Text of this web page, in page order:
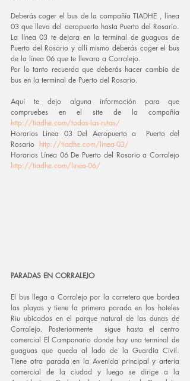
Deberás coger el bus de la compañía TIADHE , línea
03 que lleva del aeropuerto hasta Puerto del Rosario.
La línea 03 te dejara en la terminal de guaguas de
Puerto del Rosario y allí mismo deberás coger el bus
de la línea 06 que te llevara a Corralejo.
Por lo tanto recuerda que deberás hacer cambio de
bus en la terminal de Puerto del Rosario.
Aquí te dejo alguna información para que
http://tiadhe.com/todas-las-rutas/
Horarios Línea 03 Del Aeropuerto a  Puerto del
Rosario http://tiadhe.com/linea-03/
http://tiadhe.com/linea-06/
PARADAS EN CORRALEJO
El bus llega a Corralejo por la carretera que bordea
las playas y tiene la primera parada en los hoteles
Riu ubicados en el parque natural de las dunas de
Corralejo. Posteriormente  sigue hasta el centro
comercial El Campanario donde hay una terminal de
guaguas que queda al lado de la Guardia Civil.
Tiene otra parada en la Avenida principal y arteria
comercial de la ciudad y luego se dirige a la